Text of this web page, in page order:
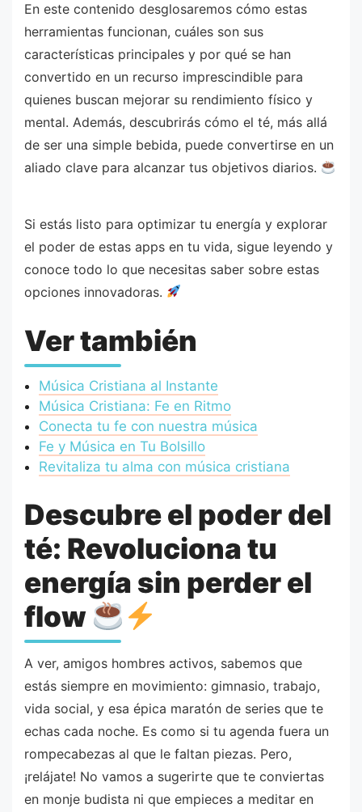
En este contenido desglosaremos cómo estas
herramientas funcionan, cuáles son sus
características principales y por qué se han
convertido en un recurso imprescindible para
quienes buscan mejorar su rendimiento físico y
mental. Además, descubrirás cómo el té, más allá
de ser una simple bebida, puede convertirse en un
aliado clave para alcanzar tus objetivos diarios.
Si estás listo para optimizar tu energía y explorar
el poder de estas apps en tu vida, sigue leyendo y
conoce todo lo que necesitas saber sobre estas
opciones innovadoras.
Ver también
Música Cristiana al Instante
Música Cristiana: Fe en Ritmo
Conecta tu fe con nuestra música
Fe y Música en Tu Bolsillo
Revitaliza tu alma con música cristiana
Descubre el poder del
té: Revoluciona tu
energía sin perder el
flow
A ver, amigos hombres activos, sabemos que
estás siempre en movimiento: gimnasio, trabajo,
vida social, y esa épica maratón de series que te
echas cada noche. Es como si tu agenda fuera un
rompecabezas al que le faltan piezas. Pero,
¡relájate! No vamos a sugerirte que te conviertas
en monje budista ni que empieces a meditar en